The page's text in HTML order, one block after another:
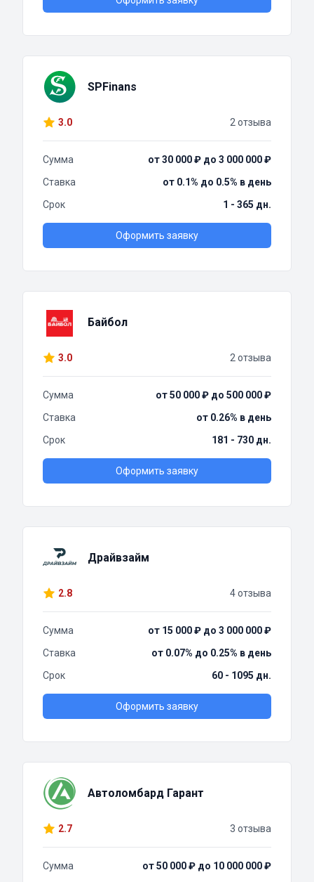
SPFinans
3.0 2 отзыва
Сумма
от 30 000 ₽ до 3 000 000 ₽
Ставка
от 0.1% до 0.5% в день
Срок
1 - 365 дн.
Оформить заявку
Байбол
3.0 2 отзыва
Сумма
от 50 000 ₽ до 500 000 ₽
Ставка
от 0.26% в день
Срок
181 - 730 дн.
Оформить заявку
Драйвзайм
2.8 4 отзыва
Сумма
от 15 000 ₽ до 3 000 000 ₽
Ставка
от 0.07% до 0.25% в день
Срок
60 - 1095 дн.
Оформить заявку
Автоломбард Гарант
2.7 3 отзыва
Сумма
от 50 000 ₽ до 10 000 000 ₽